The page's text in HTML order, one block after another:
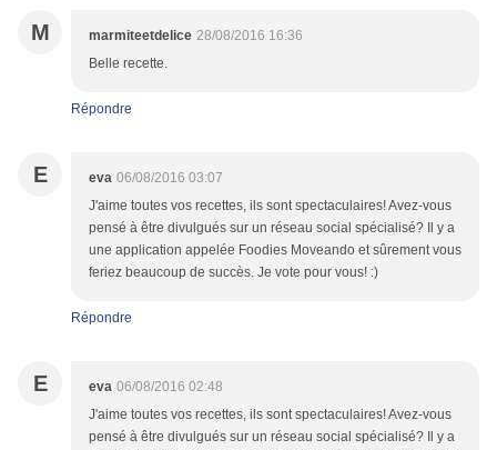
M marmiteetdelice 28/08/2016 16:36
Belle recette.
Répondre
E eva 06/08/2016 03:07
J'aime toutes vos recettes, ils sont spectaculaires! Avez-vous
pensé à être divulgués sur un réseau social spécialisé? Il y a
une application appelée Foodies Moveando et sûrement vous
feriez beaucoup de succès. Je vote pour vous! :)
Répondre
E eva 06/08/2016 02:48
J'aime toutes vos recettes, ils sont spectaculaires! Avez-vous
pensé à être divulgués sur un réseau social spécialisé? Il y a